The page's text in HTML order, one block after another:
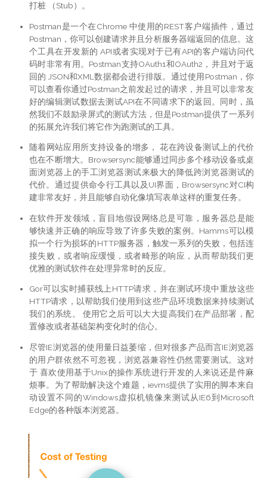
打桩 （Stub）。
Postman是一个在Chrome 中使用的REST客户端插件，通过
Postman，你可以创建请求并且分析服务器端返回的信息。这
个工具在开发新的 API或者实现对于已有API的客户端访问代
码时非常有用。Postman支持OAuth1和OAuth2，并且对于返
回的 JSON和XML数据都会进行排版。通过使用Postman，你
可以查看你通过Postman之前发起过的请求，并且可以非常友
好的编辑测试数据去测试API在不同请求下的返回。同时，虽
然我们不鼓励录屏式的测试方法，但是Postman提供了一系列
的拓展允许我们将它作为跑测试的工具。
随着网站应用所支持设备的增多， 花在跨设备测试上的代价
也在不断增大。Browsersync能够通过同步多个移动设备或桌
面浏览器上的手工浏览器测试来极大的降低跨浏览器测试的
代价。通过提供命令行工具以及UI界面，Browsersync对CI构
建非常友好，并且能够自动化像填写表单这样的重复任务。
在软件开发领域，盲目地假设网络总是可靠，服务器总是能
够快速并正确的响应导致了许多失败的案例。Hamms可以模
拟一个行为损坏的HTTP服务器，触发一系列的失败，包括连
接失败，或者响应缓慢，或者畸形的响应，从而帮助我们更
优雅的测试软件在处理异常时的反应。
Gor可以实时捕获线上HTTP请求，并在测试环境中重放这些
HTTP请求，以帮助我们使用到这些产品环境数据来持续测试
我们的系统。 使用它之后可以大大提高我们在产品部署，配
置修改或者基础架构变化时的信心。
尽管IE浏览器的使用量日益萎缩，但对很多产品而言IE浏览器
的用户群依然不可忽视，浏览器兼容性仍然需要测试。这对
于 喜欢使用基于Unix的操作系统进行开发的人来说还是件麻
烦事。为了帮助解决这个难题，ievms提供了实用的脚本来自
动设置不同的Windows虚拟机镜像来测试从IE6到Microsoft
Edge的各种版本浏览器。